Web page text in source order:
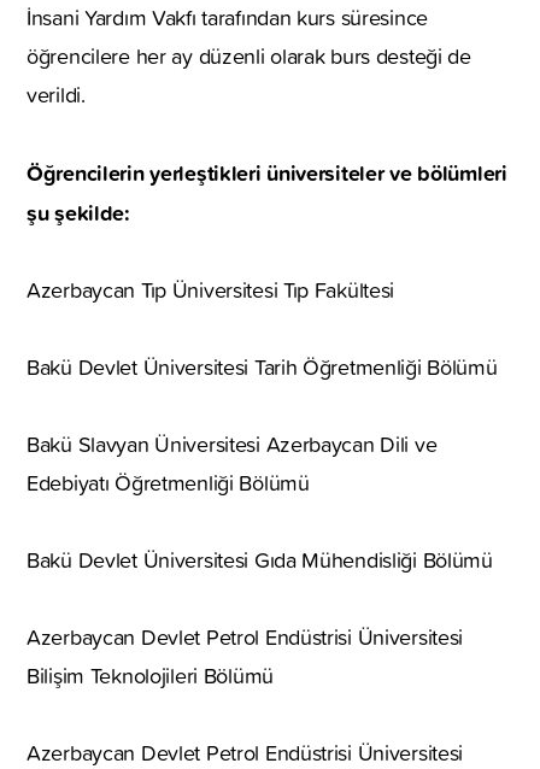
İnsani Yardım Vakfı tarafından kurs süresince
öğrencilere her ay düzenli olarak burs desteği de
verildi.
Öğrencilerin yerleştikleri üniversiteler ve bölümleri
şu şekilde:
Azerbaycan Tıp Üniversitesi Tıp Fakültesi
Bakü Devlet Üniversitesi Tarih Öğretmenliği Bölümü
Bakü Slavyan Üniversitesi Azerbaycan Dili ve
Edebiyatı Öğretmenliği Bölümü
Bakü Devlet Üniversitesi Gıda Mühendisliği Bölümü
Azerbaycan Devlet Petrol Endüstrisi Üniversitesi
Bilişim Teknolojileri Bölümü
Azerbaycan Devlet Petrol Endüstrisi Üniversitesi